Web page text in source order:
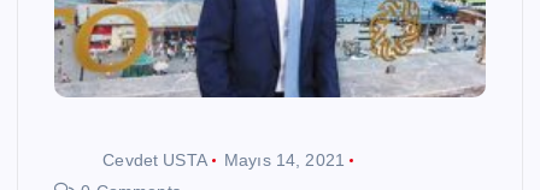
Cevdet USTA
Mayıs 14, 2021